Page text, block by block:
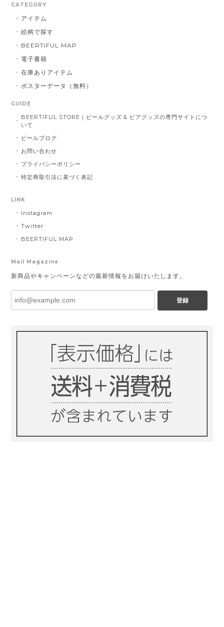
CATEGORY
アイテム
絵柄で探す
BEERTIFUL MAP
電子書籍
在庫ありアイテム
ポスターデータ（無料）
GUIDE
BEERTIFUL STORE｜ビールグッズ & ビアグッズの専門サイトにつ
いて
ビールブログ
お問い合わせ
プライバシーポリシー
特定商取引法に基づく表記
LINK
Instagram
Twitter
BEERTIFUL MAP
Mail Magazine
新商品やキャンペーンなどの最新情報をお届けいたします。
登録